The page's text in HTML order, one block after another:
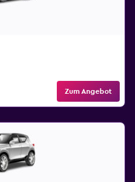
Zum Angebot